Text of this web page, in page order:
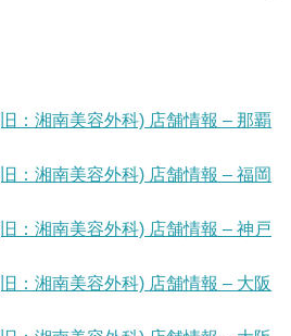
：湘南美容外科) 店舗情報 – 那覇
：湘南美容外科) 店舗情報 – 福岡
：湘南美容外科) 店舗情報 – 神戸
：湘南美容外科) 店舗情報 – 大阪